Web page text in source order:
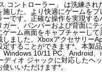
コントローラー」 は洗練さ
施した、より快適にゲームをプ
ーです。正確な操作を実現する
ガー、バンパーおよび背面に
ゲーム画面をキャプチャーし
しました。Xboxアクセサリー
定することができます*。本製
Windows 10/11 PC、Android
ディオ ジャックに対応したヘ
いいただけます*。